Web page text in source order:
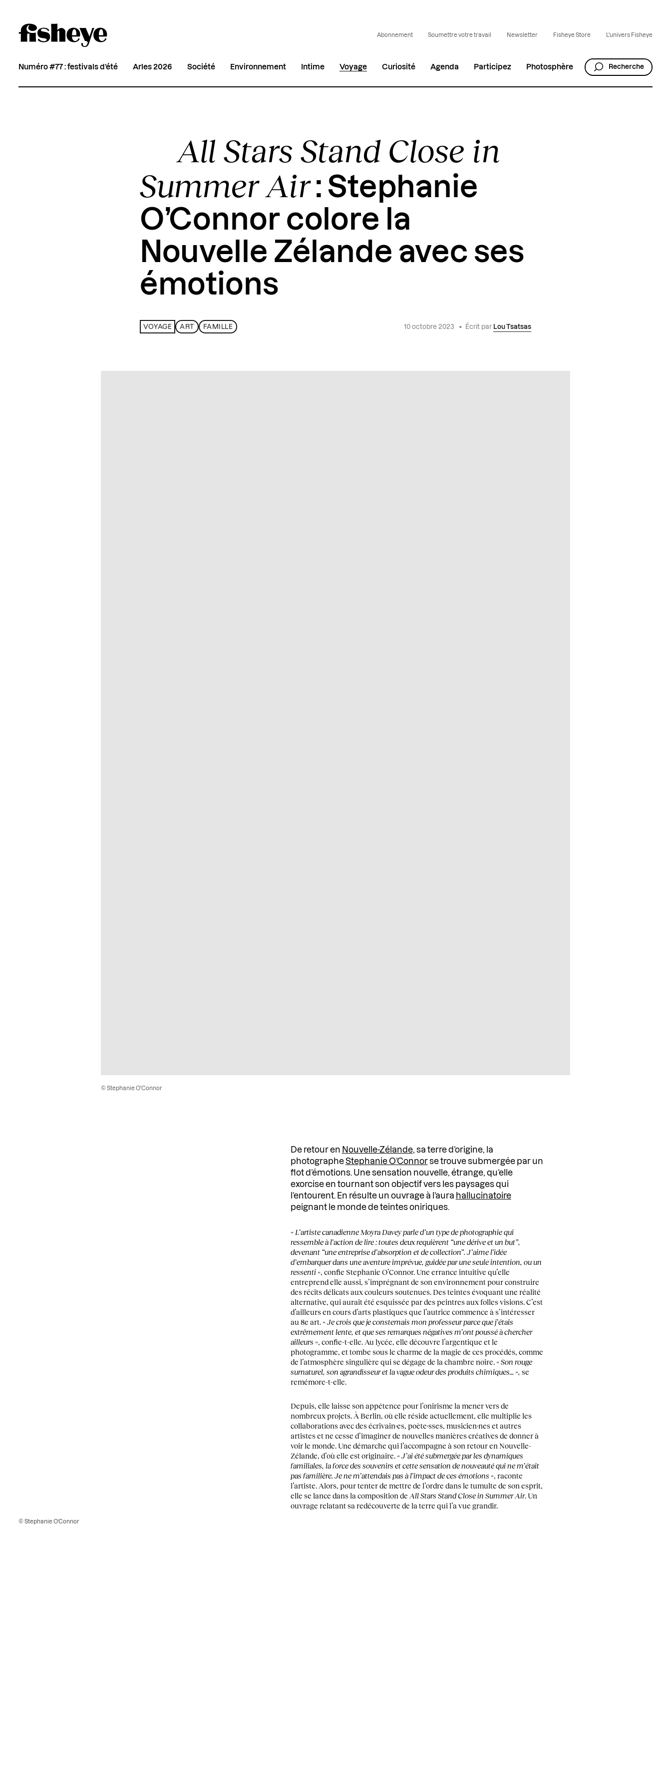
Abonnement Soumettre votre travail Newsletter Fisheye Store L'univers Fisheye
Numéro #77 : festivals d’été Arles 2026 Société Environnement Intime Voyage Curiosité Agenda Participez Photosphère Recherche
All Stars Stand Close in
Summer Air: Stephanie
O’Connor colore la
Nouvelle Zélande avec ses
émotions
VOYAGE ART FAMILLE 10 octobre 2023 • Écrit par Lou Tsatsas
© Stephanie O'Connor
© Stephanie O’Connor
De retour en Nouvelle-Zélande, sa terre d’origine, la
photographeStephanie O’Connorse trouve submergée par un
flot d’émotions. Une sensation nouvelle, étrange, qu’elle
exorcise en tournant son objectif vers les paysages qui
l’entourent. En résulte un ouvrage à l’aura hallucinatoire
peignant le monde de teintes oniriques.
« L’artiste canadienne Moyra Davey parle d’un type de photographie qui
ressemble à l’action de lire : toutes deux requièrent “une dérive et un but”,
devenant “une entreprise d’absorption et de collection”. J’aime l’idée
d’embarquer dans une aventure imprévue, guidée par une seule intention, ou un
ressenti », confie Stephanie O’Connor. Une errance intuitive qu’elle
entreprend elle aussi, s’imprégnant de son environnement pour construire
des récits délicats aux couleurs soutenues. Des teintes évoquant une réalité
alternative, qui aurait été esquissée par des peintres aux folles visions. C’est
d’ailleurs en cours d’arts plastiques que l’autrice commence à s’intéresser
au 8e art.« Je crois que je consternais mon professeur parce que j’étais
extrêmement lente, et que ses remarques négatives m’ont poussé à chercher
ailleurs », confie-t-elle. Au lycée, elle découvre l’argentique et le
photogramme, et tombe sous le charme de la magie de ces procédés, comme
de l’atmosphère singulière qui se dégage de la chambre noire.« Son rouge
surnaturel, son agrandisseur et la vague odeur des produits chimiques… », se
remémore-t-elle.
Depuis, elle laisse son appétence pour l’onirisme la mener vers de
nombreux projets. À Berlin, où elle réside actuellement, elle multiplie les
collaborations avec des écrivain·es, poète·sses, musicien·nes et autres
artistes et ne cesse d’imaginer de nouvelles manières créatives de donner à
voir le monde. Une démarche qui l’accompagne à son retour en Nouvelle-
Zélande, d’où elle est originaire.« J’ai été submergée par les dynamiques
familiales, la force des souvenirs et cette sensation de nouveauté qui ne m’était
pas familière. Je ne m’attendais pas à l’impact de ces émotions », raconte
l’artiste. Alors, pour tenter de mettre de l’ordre dans le tumulte de son esprit,
elle se lance dans la composition de All Stars Stand Close in Summer Air. Un
ouvrage relatant sa redécouverte de la terre qui l’a vue grandir.